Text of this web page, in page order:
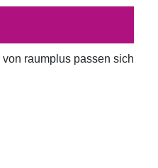
von raumplus passen sich